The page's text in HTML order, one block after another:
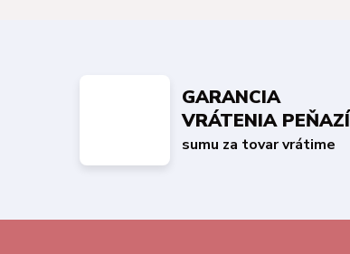
GARANCIA
VRÁTENIA PEŇAZÍ
sumu za tovar vrátime